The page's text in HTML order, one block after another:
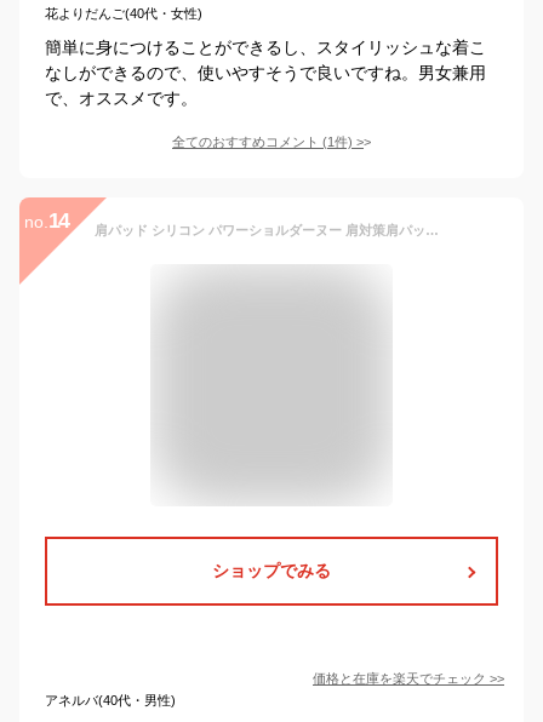
花よりだんご(40代・女性)
簡単に身につけることができるし、スタイリッシュな着こ
なしができるので、使いやすそうで良いですね。男女兼用
で、オススメです。
全てのおすすめコメント (1件) >
no. 14 肩パッド シリコン パワーショルダーヌー 肩対策肩パットフォーマルスーツ ジャケット 冠婚葬祭 入学式 卒業式 (肌の色2ペア)
ショップでみる
価格と在庫を楽天でチェック >>
アネルバ(40代・男性)